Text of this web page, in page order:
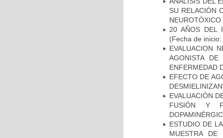
SU RELACIÓN
NEUROTÓXICO
20 AÑOS DEL
(Fecha de
EVALUACION
AGONISTA
ENFERMEDAD
EFECTO DE
EVALUACIÓN
FUSIÓN Y
ESTUDIO DE
MUESTRA DE